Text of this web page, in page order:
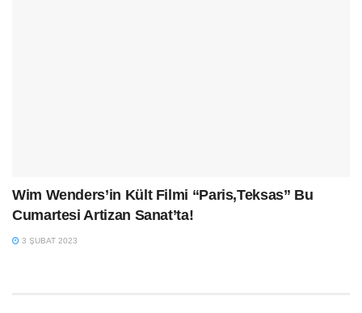
Wim Wenders’in Kült Filmi “Paris,Teksas” Bu
Cumartesi Artizan Sanat’ta!
3 ŞUBAT 2023